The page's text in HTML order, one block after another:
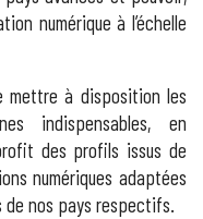
numérique à l’échelle
à disposition les
indispensables, en
des profils issus de
numériques adaptées
nos pays respectifs.